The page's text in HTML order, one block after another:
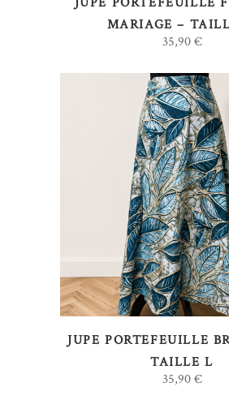
MARIAGE –
35,90€
LIRE LA SUITE
JUPE PORTEFEUILLE
TAILLE L
35,90€